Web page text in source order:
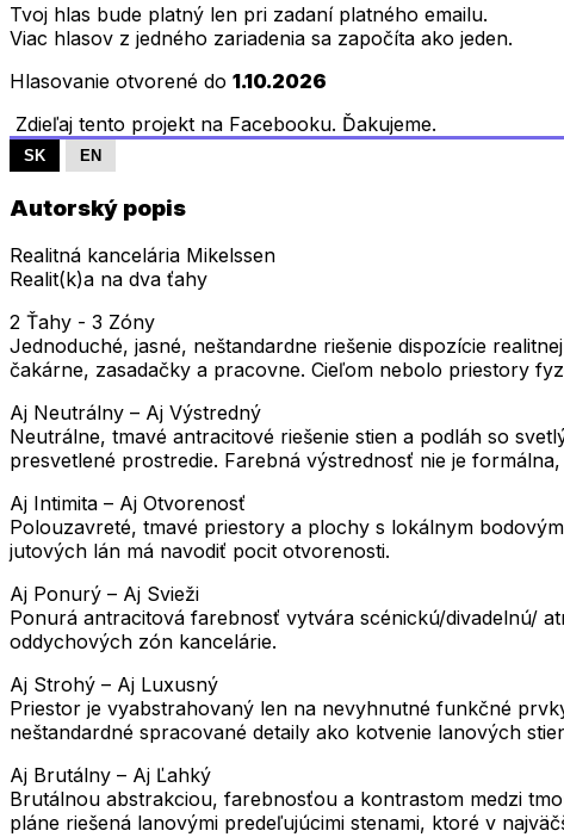
Tvoj hlas bude platný len pri zadaní platného emailu.
Viac hlasov z jedného zariadenia sa započíta ako jeden.
Hlasovanie otvorené do 1.10.2026
Zdieľaj tento projekt na Facebooku. Ďakujeme.
SK EN
Autorský popis
Realitná kancelária Mikelssen
Realit(k)a na dva ťahy
2 Ťahy - 3 Zóny
Jednoduché, jasné, neštandardne riešenie dispozície
čakárne, zasadačky a pracovne. Cieľom nebolo priestory
Aj Neutrálny – Aj Výstredný
Neutrálne, tmavé antracitové riešenie stien a podláh so
presvetlené prostredie. Farebná výstrednosť nie je
Aj Intimita – Aj Otvorenosť
Polouzavreté, tmavé priestory a plochy s lokálnym
jutových lán má navodiť pocit otvorenosti.
Aj Ponurý – Aj Svieži
Ponurá antracitová farebnosť vytvára scénickú/divadelnú/
oddychových zón kancelárie.
Aj Strohý – Aj Luxusný
Priestor je vyabstrahovaný len na nevyhnutné funkčné
neštandardné spracované detaily ako kotvenie lanových
Aj Brutálny – Aj Ľahký
Brutálnou abstrakciou, farebnosťou a kontrastom medzi
pláne riešená lanovými predeľujúcimi stenami, ktoré v